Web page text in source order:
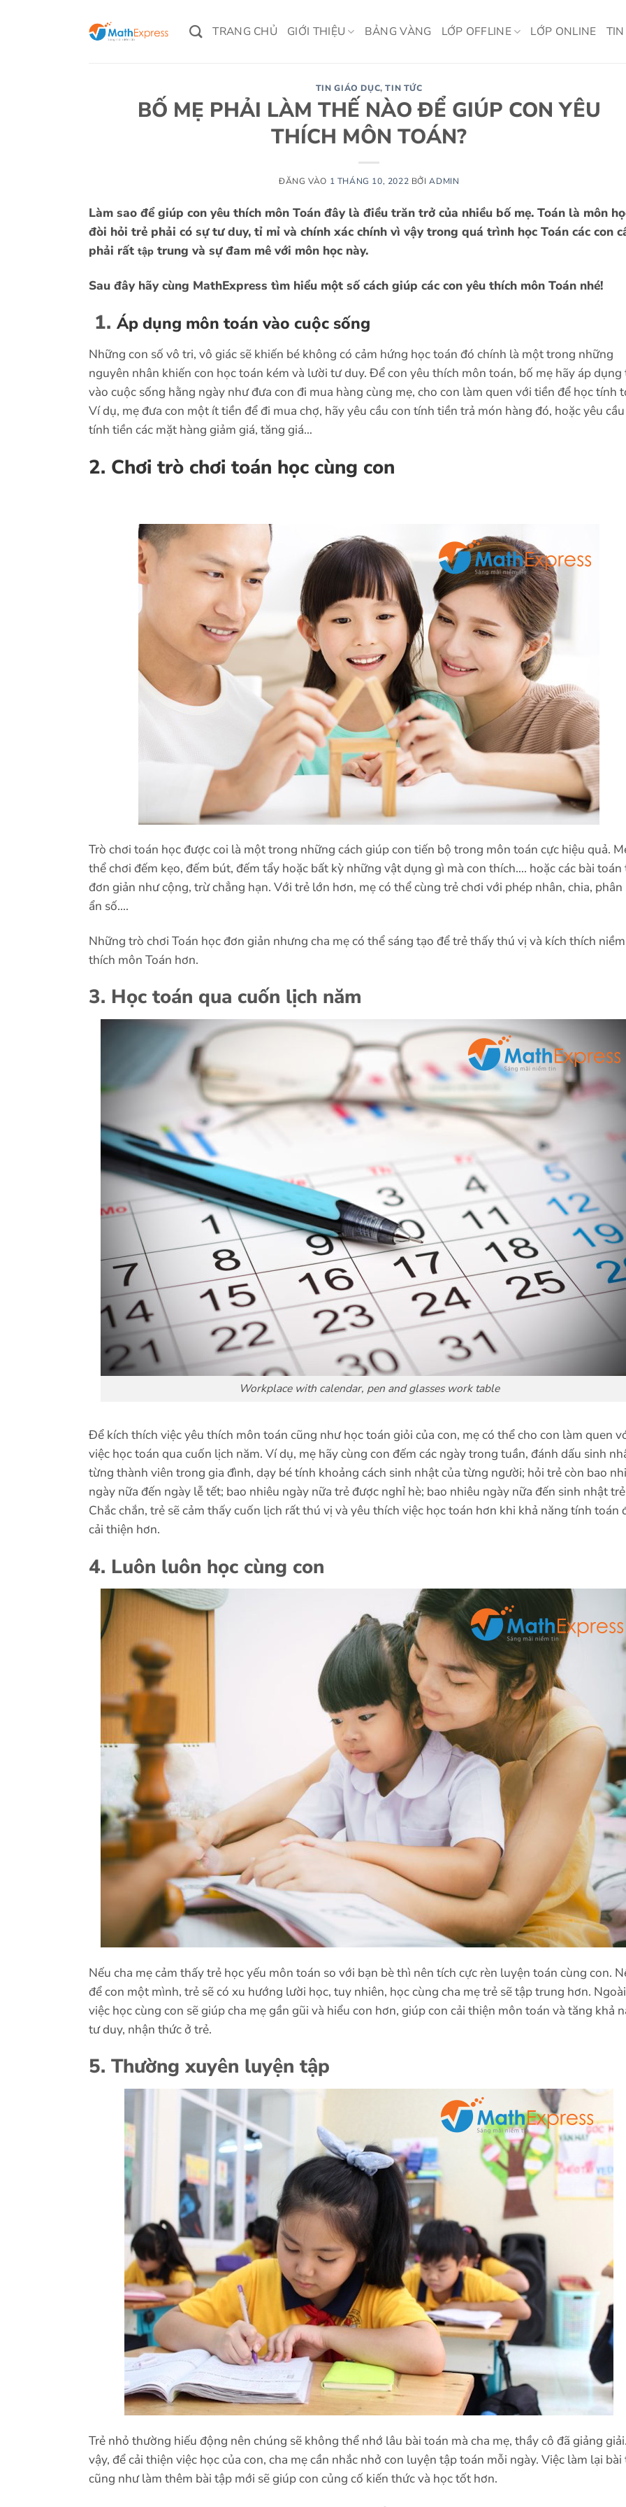
TRANG CHỦ GIỚI THIỆU BẢNG VÀNG LỚP OFFLINE LỚP ONLINE
TIN GIÁO DỤC,TIN TỨC
BỐ MẸ PHẢI LÀM THẾ NÀO ĐỂ GIÚP CON YÊU
THÍCH MÔN TOÁN?
ĐĂNG VÀO 1 THÁNG 10, 2022 BỞIADMIN
Làm sao để giúp con yêu thích môn Toán đây là điều trăn trở của nhiều bố mẹ. Toán là môn
đòi hỏi trẻ phải có sự tư duy, tỉ mỉ và chính xác chính vì vậy trong quá trình học Toán các con
phải rất tập trung và sự đam mê với môn học này.
Sau đây hãy cùng MathExpress tìm hiểu một số cách giúp các con yêu thích môn Toán nhé!
1. Áp dụng môn toán vào cuộc sống
Những con số vô tri, vô giác sẽ khiến bé không có cảm hứng học toán đó chính là một trong những
nguyên nhân khiến con học toán kém và lười tư duy. Để con yêu thích môn toán, bố mẹ hãy áp dụng
vào cuộc sống hằng ngày như đưa con đi mua hàng cùng mẹ, cho con làm quen với tiền để học tính
Ví dụ, mẹ đưa con một ít tiền để đi mua chợ, hãy yêu cầu con tính tiền trả món hàng đó, hoặc yêu
tính tiền các mặt hàng giảm giá, tăng giá…
2. Chơi trò chơi toán học cùng con
Trò chơi toán học được coi là một trong những cách giúp con tiến bộ trong môn toán cực hiệu quả.
thể chơi đếm kẹo, đếm bút, đếm tẩy hoặc bất kỳ những vật dụng gì mà con thích…. hoặc các bài toán
đơn giản như cộng, trừ chẳng hạn. Với trẻ lớn hơn, mẹ có thể cùng trẻ chơi với phép nhân, chia, phân
ẩn số….
Những trò chơi Toán học đơn giản nhưng cha mẹ có thể sáng tạo để trẻ thấy thú vị và kích thích
thích môn Toán hơn.
3. Học toán qua cuốn lịch năm
Workplace with calendar, pen and glasses work table
Để kích thích việc yêu thích môn toán cũng như học toán giỏi của con, mẹ có thể cho con làm quen
việc học toán qua cuốn lịch năm. Ví dụ, mẹ hãy cùng con đếm các ngày trong tuần, đánh dấu sinh
từng thành viên trong gia đình, dạy bé tính khoảng cách sinh nhật của từng người; hỏi trẻ còn bao
ngày nữa đến ngày lễ tết; bao nhiêu ngày nữa trẻ được nghỉ hè; bao nhiêu ngày nữa đến sinh nhật
Chắc chắn, trẻ sẽ cảm thấy cuốn lịch rất thú vị và yêu thích việc học toán hơn khi khả năng tính toán
cải thiện hơn.
4. Luôn luôn học cùng con
Nếu cha mẹ cảm thấy trẻ học yếu môn toán so với bạn bè thì nên tích cực rèn luyện toán cùng con.
để con một mình, trẻ sẽ có xu hướng lười học, tuy nhiên, học cùng cha mẹ trẻ sẽ tập trung hơn.
việc học cùng con sẽ giúp cha mẹ gần gũi và hiểu con hơn, giúp con cải thiện môn toán và tăng khả
tư duy, nhận thức ở trẻ.
5. Thường xuyên luyện tập
Trẻ nhỏ thường hiếu động nên chúng sẽ không thể nhớ lâu bài toán mà cha mẹ, thầy cô đã giảng
vậy, để cải thiện việc học của con, cha mẹ cần nhắc nhở con luyện tập toán mỗi ngày. Việc làm lại bài
cũng như làm thêm bài tập mới sẽ giúp con củng cố kiến thức và học tốt hơn.